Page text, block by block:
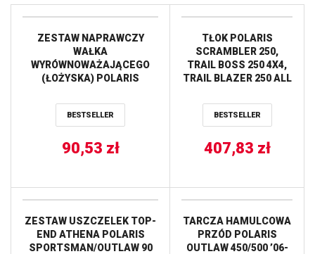
ZESTAW NAPRAWCZY
WAŁKA
WYRÓWNOWAŻAJĄCEGO
(ŁOŻYSKA) POLARIS
SPORTSMAN 850/1000 HOT
RODS
BESTSELLER
90,53 zł
TŁOK POLARIS
SCRAMBLER 250,
TRAIL BOSS 250 4X4,
TRAIL BLAZER 250 ALL
BESTSELLER
407,83 zł
ZESTAW USZCZELEK TOP-
END ATHENA POLARIS
SPORTSMAN/OUTLAW 90
TARCZA HAMULCOWA
PRZÓD POLARIS
OUTLAW 450/500 ’06-